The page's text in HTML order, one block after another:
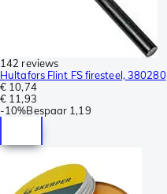
142 reviews
Hultafors Flint FS firesteel, 380280
€ 10,74
€ 11,93
-10%Bespaar 1,19